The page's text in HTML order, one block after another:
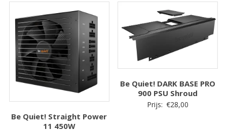
Be Quiet! Straight Power
11 450W
Be Quiet! DARK BASE PRO
900 PSU Shroud
Prijs: €28,00